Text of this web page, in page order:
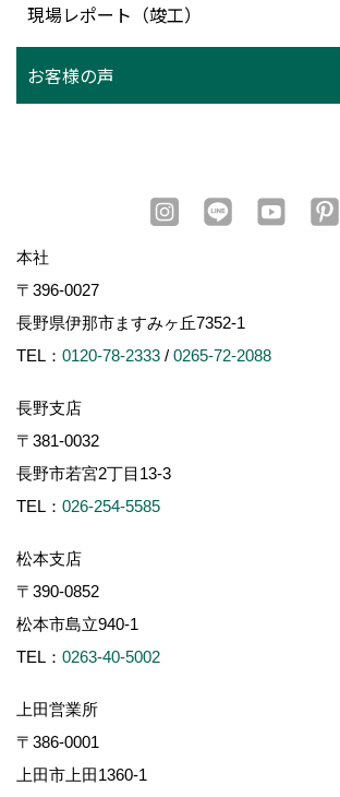
現場レポート（竣工）
お客様の声
本社
〒396-0027
長野県伊那市ますみヶ丘7352-1
TEL： 0120-78-2333 / 0265-72-2088
長野支店
〒381-0032
長野市若宮2丁目13-3
TEL： 026-254-5585
松本支店
〒390-0852
松本市島立940-1
TEL： 0263-40-5002
上田営業所
〒386-0001
上田市上田1360-1